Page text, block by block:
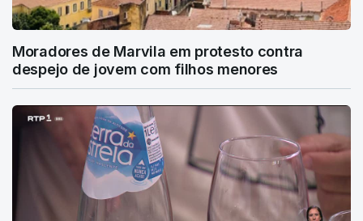
Moradores de Marvila em protesto contra
despejo de jovem com filhos menores